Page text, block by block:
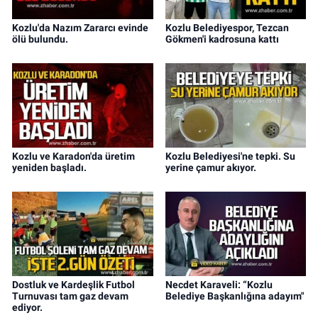
Kozlu'da Nazım Zararcı evinde
ölü bulundu.
Kozlu Belediyespor, Tezcan
Gökmen'i kadrosuna kattı
Kozlu ve Karadon'da üretim
yeniden başladı.
Kozlu Belediyesi'ne tepki. Su
yerine çamur akıyor.
Dostluk ve Kardeşlik Futbol
Turnuvası tam gaz devam
ediyor.
Necdet Karaveli: “Kozlu
Belediye Başkanlığına adayım"